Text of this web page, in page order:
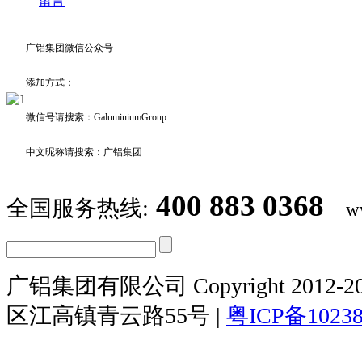
广铝集团微信公众号
添加方式：
微信号请搜索：GaluminiumGroup
中文昵称请搜索：广铝集团
全国服务热线: 400 883 0368
广铝集团有限公司 Copyright 2012-
区江高镇青云路55号 | 粤ICP备